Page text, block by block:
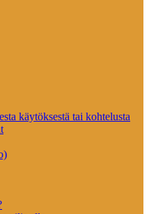
käytöksestä tai kohtelusta